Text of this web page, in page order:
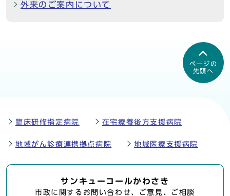
外来のご案内について
ページの
先頭へ
臨床研修指定病院 在宅療養後方支援病院
地域がん診療連携拠点病院 地域医療支援病院
サンキューコールかわさき
市政に関するお問い合わせ、ご意見、ご相談